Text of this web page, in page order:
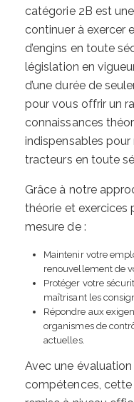
catégorie 2B est
continuer à exercer
d’engins en toute
législation en
d’une durée de
pour vous offrir un
connaissances
indispensables
tracteurs en toute
Grâce à notre
théorie et exercices
mesure de :
Maintenir votre
renouvellement de
Protéger votre
maîtrisant les
Répondre aux
organismes de
actuelles.
Avec une
compétences,